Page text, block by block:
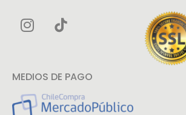
MEDIOS DE PAGO